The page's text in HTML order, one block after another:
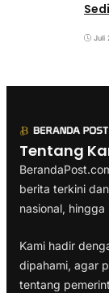
Juli
Tentang
berita terkini
nasional, hingga
Kami hadir
dipahami, agar
tentang